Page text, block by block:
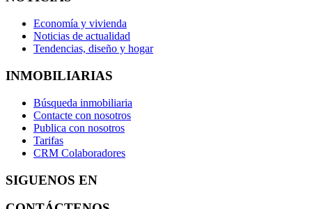
Economía y vivienda
Noticias de actualidad
Tendencias, diseño y hogar
INMOBILIARIAS
Búsqueda inmobiliaria
Contacte con nosotros
Publica con nosotros
Tarifas
CRM Colaboradores
SIGUENOS EN